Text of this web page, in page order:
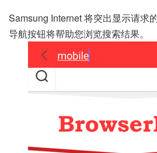
Samsung Internet 将突出显示请求
导航按钮将帮助您浏览搜索结果。